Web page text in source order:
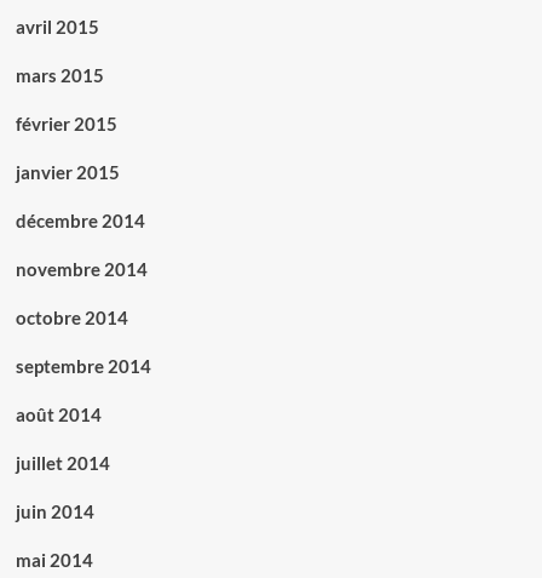
avril 2015
mars 2015
février 2015
janvier 2015
décembre 2014
novembre 2014
octobre 2014
septembre 2014
août 2014
juillet 2014
juin 2014
mai 2014